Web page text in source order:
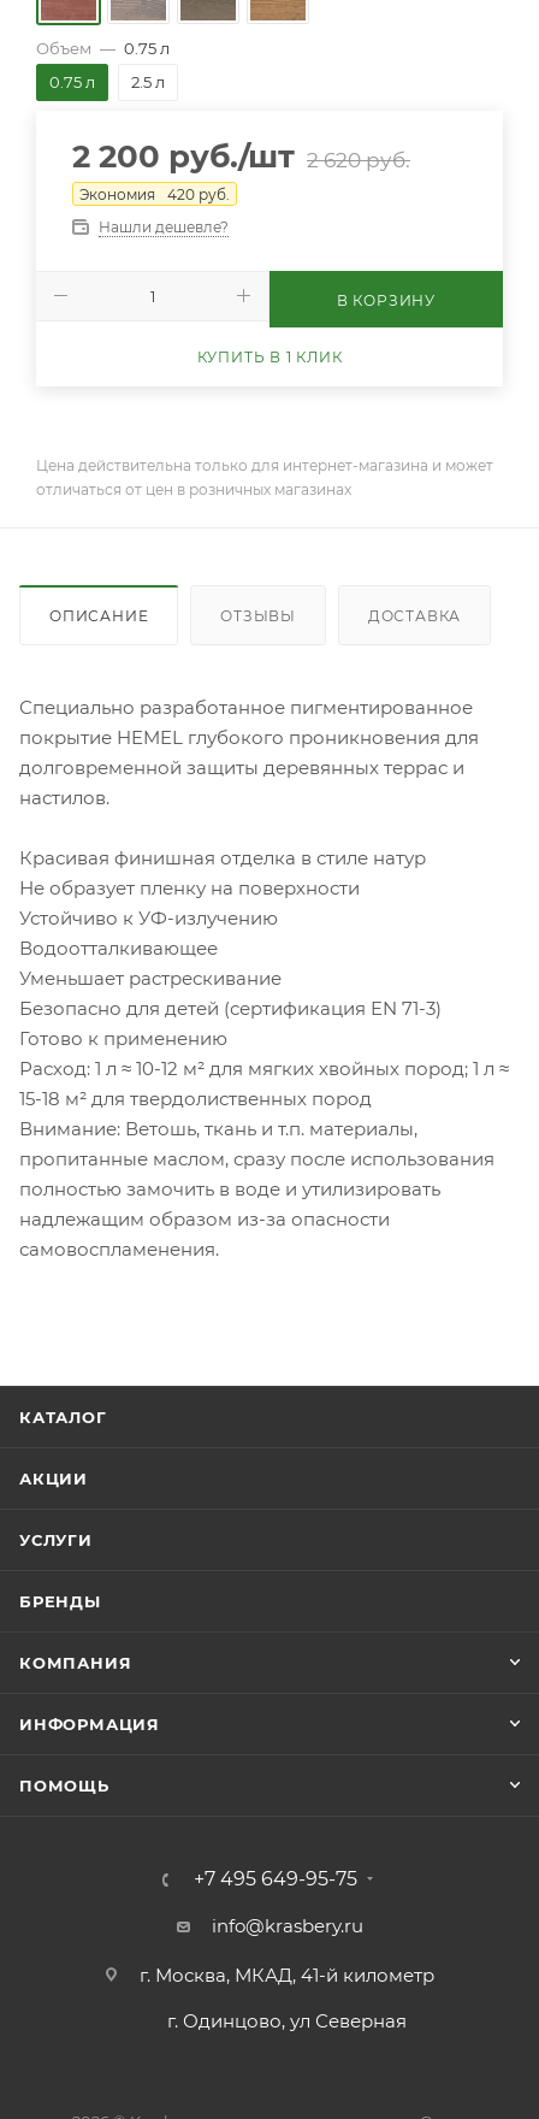
Объем — 0.75 л
0.75 л
2.5 л
2 200 руб./шт 2 620руб.
Экономия 420 руб.
Нашли дешевле?
В КОРЗИНУ
КУПИТЬ В 1 КЛИК
Цена действительна только для интернет-магазина и может
отличаться от цен в розничных магазинах
ОПИСАНИЕ ОТЗЫВЫ ДОСТАВКА
Специально разработанное пигментированное
покрытие HEMEL глубокого проникновения для
долговременной защиты деревянных террас и
настилов.
Красивая финишная отделка в стиле натур
Не образует пленку на поверхности
Устойчиво к УФ-излучению
Водоотталкивающее
Уменьшает растрескивание
Безопасно для детей (сертификация EN 71-3)
Готово к применению
Расход: 1 л ≈ 10-12 м² для мягких хвойных пород; 1 л ≈
15-18 м² для твердолиственных пород
Внимание: Ветошь, ткань и т.п. материалы,
пропитанные маслом, сразу после использования
полностью замочить в воде и утилизировать
надлежащим образом из-за опасности
самовоспламенения.
КАТАЛОГ
АКЦИИ
УСЛУГИ
БРЕНДЫ
КОМПАНИЯ
ИНФОРМАЦИЯ
ПОМОЩЬ
+7 495 649-95-75
info@krasbery.ru
г. Москва, МКАД, 41-й километр
г. Одинцово, ул Северная